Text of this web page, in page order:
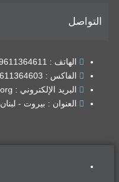
التواصل
الهاتف : 9611364611+
الفاكس : 9611364603+
البريد الإلكتروني : info@alarabiahunion.org
العنوان : بيروت - لبنان